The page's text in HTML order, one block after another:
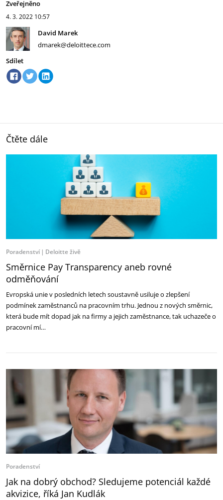
Zveřejněno
4. 3. 2022 10:57
David Marek
dmarek@deloittece.com
Sdílet
Čtěte dále
Poradenství Deloitte živě
Směrnice Pay Transparency aneb rovné
odměňování
Evropská unie v posledních letech soustavně usiluje o zlepšení
podmínek zaměstnanců na pracovním trhu. Jednou z nových směrnic,
která bude mít dopad jak na firmy a jejich zaměstnance, tak uchazeče o
pracovní mí…
Poradenství
Jak na dobrý obchod? Sledujeme potenciál každé
akvizice, říká Jan Kudlák